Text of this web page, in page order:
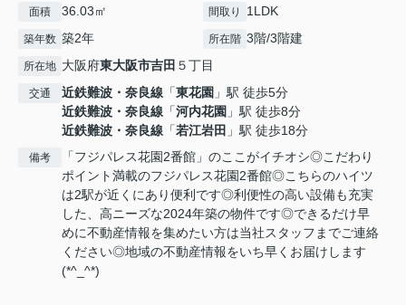
面積 36.03㎡ 間取り 1LDK
築年数 築2年 所在階 3階/3階建
所在地 大阪府東大阪市吉田 ５丁目
交通 近鉄難波・奈良線 「東花園 」駅 徒歩5分
近鉄難波・奈良線 「河内花園 」駅 徒歩8分
近鉄難波・奈良線 「若江岩田 」駅 徒歩18分
備考
「フジパレス花園2番館」のここがイチオシ◎こだわり
ポイント満載のフジパレス花園2番館◎こちらのハイツ
は2駅が近くにあり便利です◎利便性の高い設備も充実
した、高ニーズな2024年築の物件です◎できるだけ早
めに不動産情報を集めたい方は当社スタッフまでご連絡
ください◎地域の不動産情報をいち早くお届けします
(*^_^*)